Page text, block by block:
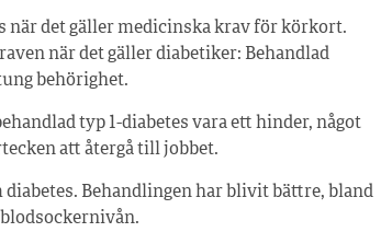
när det gäller medicinska krav för körkort.
när det gäller diabetiker: Behandlad
behörighet.
typ 1-diabetes vara ett hinder, något
att återgå till jobbet.
diabetes. Behandlingen har blivit bättre, bland